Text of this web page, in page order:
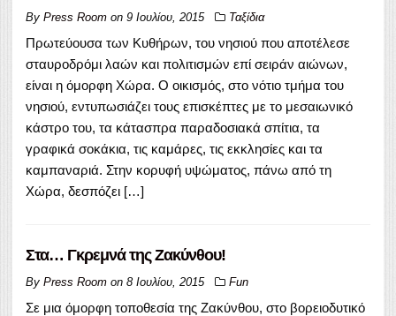
By Press Room on 9 Ιουλίου, 2015 Ταξίδια
Πρωτεύουσα των Κυθήρων, του νησιού που αποτέλεσε
σταυροδρόμι λαών και πολιτισμών επί σειράν αιώνων,
είναι η όμορφη Xώρα. Ο οικισμός, στο νότιο τμήμα του
νησιού, εντυπωσιάζει τους επισκέπτες με το μεσαιωνικό
κάστρο του, τα κάτασπρα παραδοσιακά σπίτια, τα
γραφικά σοκάκια, τις καμάρες, τις εκκλησίες και τα
καμπαναριά. Στην κορυφή υψώματος, πάνω από τη
Χώρα, δεσπόζει […]
Στα… Γκρεμνά της Ζακύνθου!
By Press Room on 8 Ιουλίου, 2015 Fun
Σε μια όμορφη τοποθεσία της Ζακύνθου, στο βορειοδυτικό